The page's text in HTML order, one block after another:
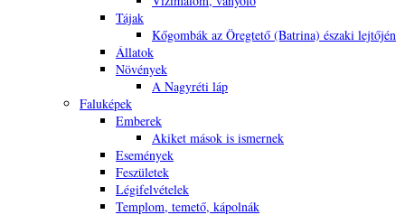
Tájak
Kőgombák az Öregtető (Batrina) északi lejtőjén
Állatok
Növények
A Nagyréti láp
Faluképek
Emberek
Akiket mások is ismernek
Események
Feszületek
Légifelvételek
Templom, temető, kápolnák